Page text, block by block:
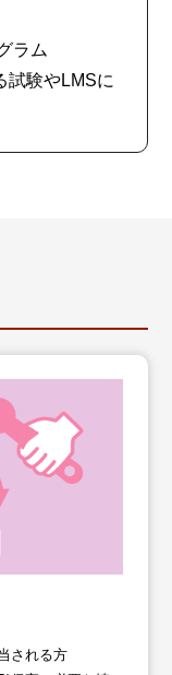
ラム
試験やLMSに
される方